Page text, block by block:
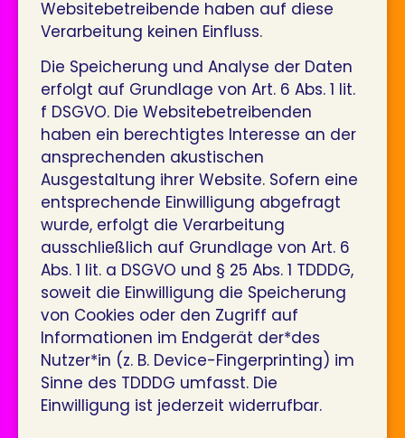
Websitebetreibende haben auf diese
Verarbeitung keinen Einfluss.
Die Speicherung und Analyse der Daten
erfolgt auf Grundlage von Art. 6 Abs. 1 lit.
f DSGVO. Die Websitebetreibenden
haben ein berechtigtes Interesse an der
ansprechenden akustischen
Ausgestaltung ihrer Website. Sofern eine
entsprechende Einwilligung abgefragt
wurde, erfolgt die Verarbeitung
ausschließlich auf Grundlage von Art. 6
Abs. 1 lit. a DSGVO und § 25 Abs. 1 TDDDG,
soweit die Einwilligung die Speicherung
von Cookies oder den Zugriff auf
Informationen im Endgerät der*des
Nutzer*in (z. B. Device-Fingerprinting) im
Sinne des TDDDG umfasst. Die
Einwilligung ist jederzeit widerrufbar.